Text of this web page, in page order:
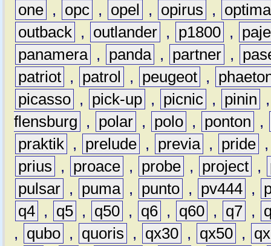
one , opc , opel , opirus ,
optima
outback , outlander , p1800 ,
panamera , panda , partner ,
patriot , patrol , peugeot ,
picasso , pick-up , picnic , pinin
flensburg
, polar , polo , ponton
,
praktik , prelude , previa , pride
prius
, proace , probe , project ,
pulsar , puma , punto , pv444 ,
q4 , q5 , q50 , q6 , q60 , q7 ,
,
qubo , quoris , qx30 , qx50 ,